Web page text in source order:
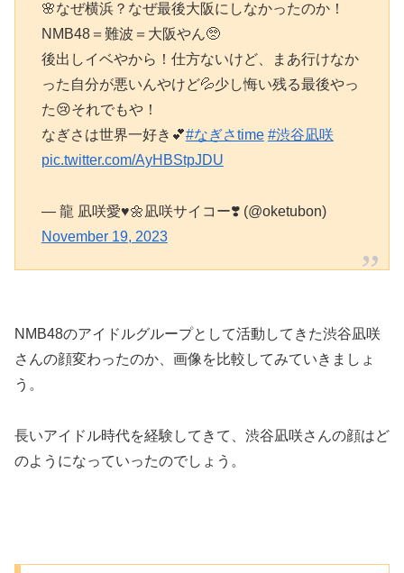
🌸なぜ横浜？なぜ最後大阪にしなかったのか！
NMB48＝難波＝大阪やん🥺
後出しイベやから！仕方ないけど、まあ行けなか
った自分が悪いんやけど💦少し悔い残る最後やっ
た😢それでもや！
なぎさは世界一好き💕#なぎさtime #渋谷凪咲
pic.twitter.com/AyHBStpJDU
— 龍 凪咲愛♥️🌼凪咲サイコー❣️ (@oketubon)
November 19, 2023
NMB48のアイドルグループとして活動してきた渋谷凪咲
さんの顔変わったのか、画像を比較してみていきましょ
う。
長いアイドル時代を経験してきて、渋谷凪咲さんの顔はど
のようになっていったのでしょう。